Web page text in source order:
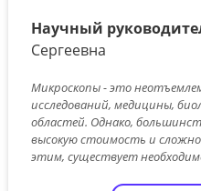
Научный
Сергеевна
Микроскопы - это
исследований, медицины,
областей. Однако,
высокую стоимость и
этим, существует